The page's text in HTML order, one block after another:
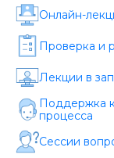
Онлайн-
Проверка и
Лекции в
Поддержка
процесса
Сессии